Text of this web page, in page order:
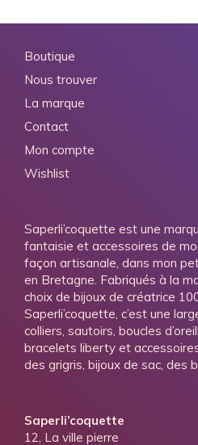
Boutique
Nous trouver
La marque
Contact
Mon compte
Wishlist
Saperli’coquette est une
fantaisie et accessoires de
façon artisanale, dans mon
en Bretagne. Fabriqués à la
choix de bijoux de créatrice
Saperli’coquette, c’est une
colliers, sautoirs, boucles
bracelets liberty et
des grigris, bijoux de sac, des
Saperli’coquette
12, La ville pierre